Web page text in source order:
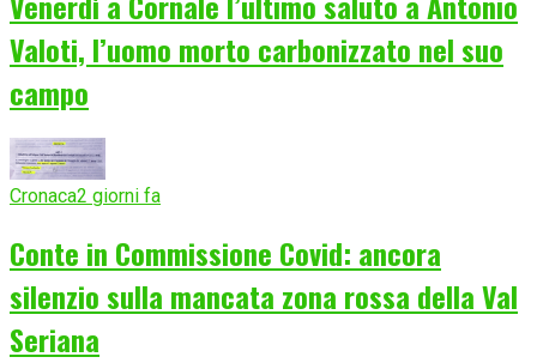
Valoti, l’uomo morto carbonizzato nel suo
campo
Cronaca2 giorni fa
Conte in Commissione Covid: ancora
silenzio sulla mancata zona rossa della Val
Seriana